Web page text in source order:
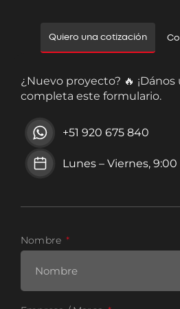
Quiero una cotización
¿Nuevo proyecto? 🔥
completa este formulario.
+51 920 675 840
Lunes – Viernes,
Nombre